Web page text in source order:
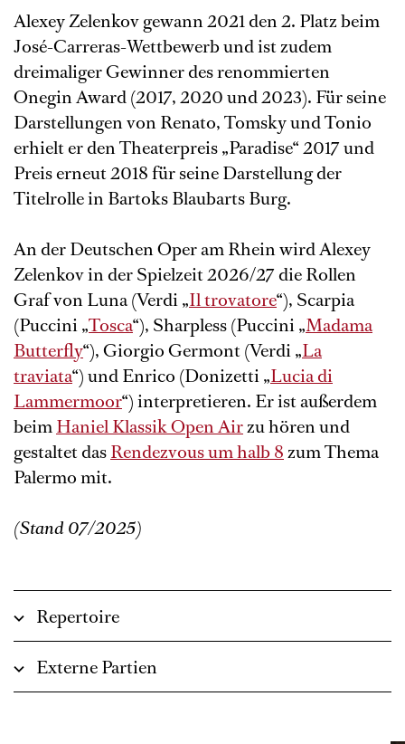
Alexey Zelenkov gewann 2021 den 2. Platz beim
José-Carreras-Wettbewerb und ist zudem
dreimaliger Gewinner des renommierten
Onegin Award (2017, 2020 und 2023). Für seine
Darstellungen von Renato, Tomsky und Tonio
erhielt er den Theaterpreis „Paradise“ 2017 und
Preis erneut 2018 für seine Darstellung der
Titelrolle in Bartoks Blaubarts Burg.
An der Deutschen Oper am Rhein wird Alexey
Zelenkov in der Spielzeit 2026/27 die Rollen
Graf von Luna (Verdi „Il trovatore“), Scarpia
(Puccini „Tosca“), Sharpless (Puccini „Madama
Butterfly“), Giorgio Germont (Verdi „La
traviata“) und Enrico (Donizetti „Lucia di
Lammermoor“) interpretieren. Er ist außerdem
beimHaniel Klassik Open Airzu hören und
gestaltet dasRendezvous um halb 8zum Thema
Palermo mit.
(Stand 07/2025)
Repertoire
Externe Partien